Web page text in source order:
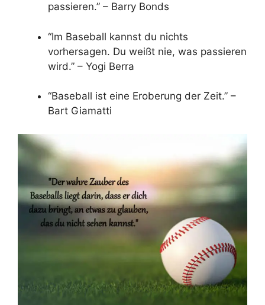
passieren.” – Barry Bonds
“Im Baseball kannst du nichts
vorhersagen. Du weißt nie, was passieren
wird.” – Yogi Berra
“Baseball ist eine Eroberung der Zeit.” –
Bart Giamatti